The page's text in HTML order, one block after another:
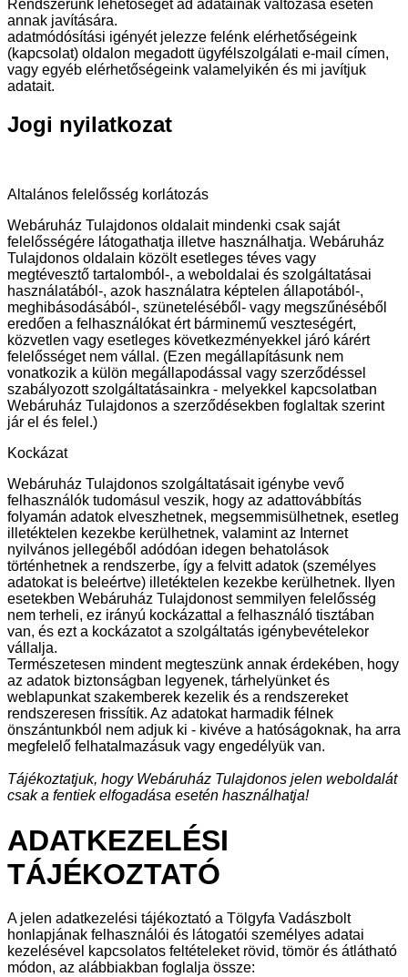
Rendszerünk lehetőséget ad adatainak változása esetén
annak javítására.
adatmódósítási igényét jelezze felénk elérhetőségeink
(kapcsolat) oldalon megadott ügyfélszolgálati e-mail címen,
vagy egyéb elérhetőségeink valamelyikén és mi javítjuk
adatait.
Jogi nyilatkozat
Altalános felelősség korlátozás
Webáruház Tulajdonos oldalait mindenki csak saját
felelősségére látogathatja illetve használhatja. Webáruház
Tulajdonos oldalain közölt esetleges téves vagy
megtévesztő tartalomból-, a weboldalai és szolgáltatásai
használatából-, azok használatra képtelen állapotából-,
meghibásodásából-, szüneteléséből- vagy megszűnéséből
eredően a felhasználókat ért bárminemű veszteségért,
közvetlen vagy esetleges következményekkel járó kárért
felelősséget nem vállal. (Ezen megállapításunk nem
vonatkozik a külön megállapodással vagy szerződéssel
szabályozott szolgáltatásainkra - melyekkel kapcsolatban
Webáruház Tulajdonos a szerződésekben foglaltak szerint
jár el és felel.)
Kockázat
Webáruház Tulajdonos szolgáltatásait igénybe vevő
felhasználók tudomásul veszik, hogy az adattovábbítás
folyamán adatok elveszhetnek, megsemmisülhetnek, esetleg
illetéktelen kezekbe kerülhetnek, valamint az Internet
nyilvános jellegéből adódóan idegen behatolások
történhetnek a rendszerbe, így a felvitt adatok (személyes
adatokat is beleértve) illetéktelen kezekbe kerülhetnek. Ilyen
esetekben Webáruház Tulajdonost semmilyen felelősség
nem terheli, ez irányú kockázattal a felhasználó tisztában
van, és ezt a kockázatot a szolgáltatás igénybevételekor
vállalja.
Természetesen mindent megteszünk annak érdekében, hogy
az adatok biztonságban legyenek, tárhelyünket és
weblapunkat szakemberek kezelik és a rendszereket
rendszeresen frissítik. Az adatokat harmadik félnek
önszántunkból nem adjuk ki - kivéve a hatóságoknak, ha arra
megfelelő felhatalmazásuk vagy engedélyük van.
Tájékoztatjuk, hogy Webáruház Tulajdonos jelen weboldalát
csak a fentiek elfogadása esetén használhatja!
ADATKEZELÉSI
TÁJÉKOZTATÓ
A jelen adatkezelési tájékoztató a Tölgyfa Vadászbolt
honlapjának felhasználói és látogatói személyes adatai
kezelésével kapcsolatos feltételeket rövid, tömör és átlátható
módon, az alábbiakban foglalja össze: